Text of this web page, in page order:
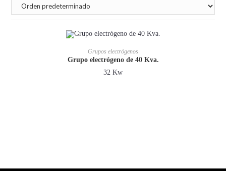
32 Kw
Grupos electrógenos
Grupo electrógeno de 40 Kva.